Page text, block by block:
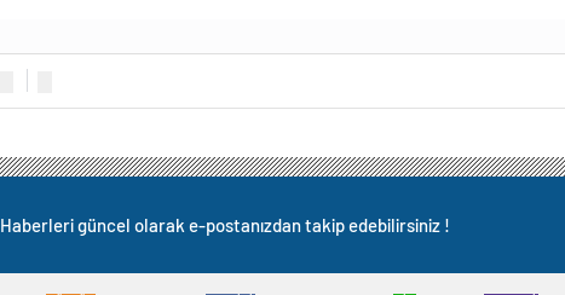
Haberleri güncel olarak e-postanızdan takip edebilirsiniz !